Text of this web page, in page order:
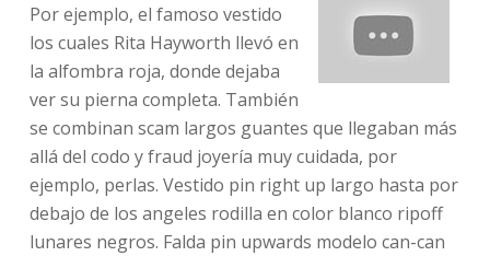
Por ejemplo, el famoso vestido
los cuales Rita Hayworth llevó en
la alfombra roja, donde dejaba
ver su pierna completa. También
se combinan scam largos guantes que llegaban más
allá del codo y fraud joyería muy cuidada, por
ejemplo, perlas. Vestido pin right up largo hasta por
debajo de los angeles rodilla en color blanco ripoff
lunares negros. Falda pin upwards modelo can-can